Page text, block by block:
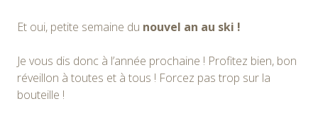
Et oui, petite semaine du nouvel an au ski !
Je vous dis donc à l’année prochaine ! Profitez bien, bon
réveillon à toutes et à tous ! Forcez pas trop sur la
bouteille !